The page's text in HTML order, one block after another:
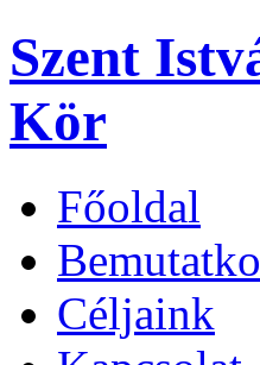
Szent
Kör
Főoldal
Céljaink